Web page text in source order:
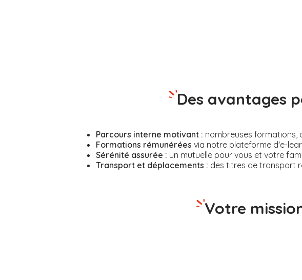
Des avantages
Parcours interne motivant : nombreuses formations,
Formations rémunérées via notre plateforme d'e-
Sérénité assurée : un mutuelle pour vous et votre
Transport et déplacements : des titres de transport
Votre